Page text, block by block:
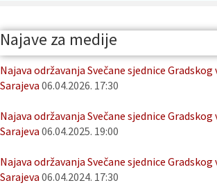
Najave za medije
Najava održavanja Svečane sjednice Gradskog
Sarajeva 06.04.2026. 17:30
Najava održavanja Svečane sjednice Gradskog
Sarajeva 06.04.2025. 19:00
Najava održavanja Svečane sjednice Gradskog
Sarajeva 06.04.2024. 17:30